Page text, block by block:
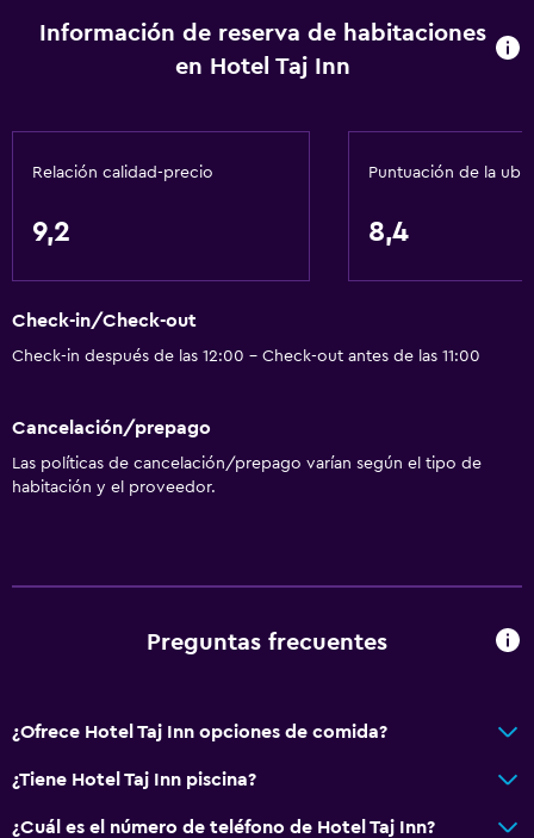
Servicios de lavandería/tintorería
Espacio de almacenamiento
Información de reserva de habitaciones
en Hotel Taj Inn
Relación calidad-precio
9,2
Puntuación de la
8,4
Check-in/Check-out
Check-in después de las 12:00 - Check-out antes de las 11:00
Cancelación/prepago
Las políticas de cancelación/prepago varían según el tipo de
habitación y el proveedor.
Preguntas frecuentes
¿Ofrece Hotel Taj Inn opciones de comida?
¿Tiene Hotel Taj Inn piscina?
¿Cuál es el número de teléfono de Hotel Taj Inn?